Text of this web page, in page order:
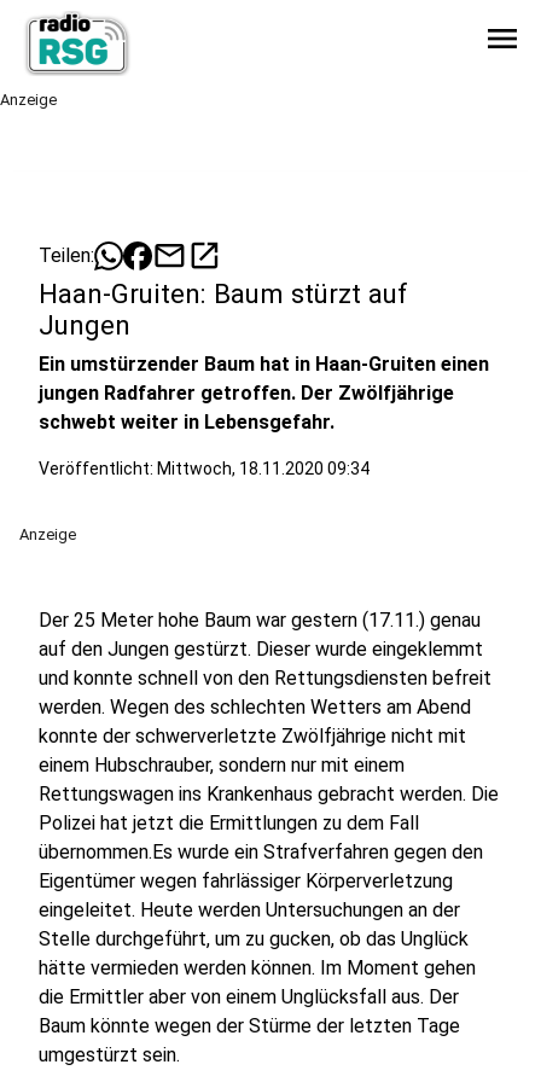
menu
Anzeige
Teilen: mailopen_in_new
Haan-Gruiten: Baum stürzt auf
Jungen
Ein umstürzender Baum hat in Haan-Gruiten einen
jungen Radfahrer getroffen. Der Zwölfjährige
schwebt weiter in Lebensgefahr.
Veröffentlicht: Mittwoch, 18.11.2020 09:34
Anzeige
Der 25 Meter hohe Baum war gestern (17.11.) genau
auf den Jungen gestürzt. Dieser wurde eingeklemmt
und konnte schnell von den Rettungsdiensten befreit
werden. Wegen des schlechten Wetters am Abend
konnte der schwerverletzte Zwölfjährige nicht mit
einem Hubschrauber, sondern nur mit einem
Rettungswagen ins Krankenhaus gebracht werden. Die
Polizei hat jetzt die Ermittlungen zu dem Fall
übernommen.Es wurde ein Strafverfahren gegen den
Eigentümer wegen fahrlässiger Körperverletzung
eingeleitet. Heute werden Untersuchungen an der
Stelle durchgeführt, um zu gucken, ob das Unglück
hätte vermieden werden können. Im Moment gehen
die Ermittler aber von einem Unglücksfall aus. Der
Baum könnte wegen der Stürme der letzten Tage
umgestürzt sein.